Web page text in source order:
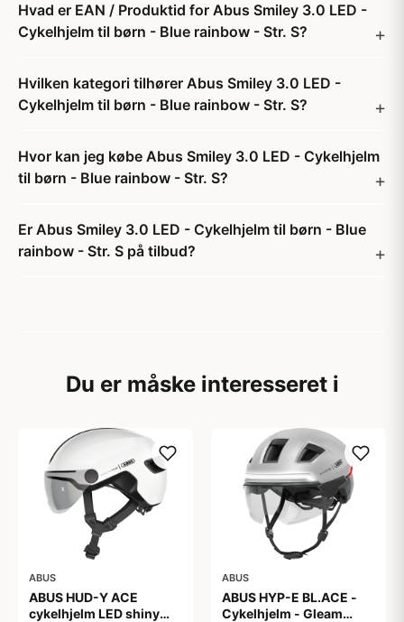
Hvad er EAN / Produktid for Abus Smiley 3.0 LED -
Cykelhjelm til børn - Blue rainbow - Str. S?
Hvilken kategori tilhører Abus Smiley 3.0 LED -
Cykelhjelm til børn - Blue rainbow - Str. S?
Hvor kan jeg købe Abus Smiley 3.0 LED - Cykelhjelm
til børn - Blue rainbow - Str. S?
Er Abus Smiley 3.0 LED - Cykelhjelm til børn - Blue
rainbow - Str. S på tilbud?
Du er måske interesseret i
ABUS
ABUS HUD-Y ACE
cykelhjelm LED shiny
ABUS
ABUS HYP-E BL.ACE -
Cykelhjelm - Gleam